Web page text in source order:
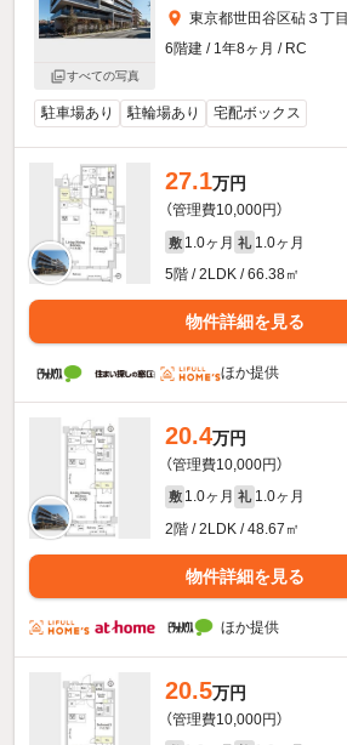
すべての写真
東京都世田谷区砧３丁目
6階建 / 1年8ヶ月 / RC
駐車場あり 駐輪場あり 宅配ボックス
27.1万円
（管理費10,000円）
敷 1.0ヶ月 礼 1.0ヶ月
5階 / 2LDK / 66.38㎡
物件詳細を見る
ほか提供
20.4万円
（管理費10,000円）
敷 1.0ヶ月 礼 1.0ヶ月
2階 / 2LDK / 48.67㎡
物件詳細を見る
ほか提供
20.5万円
（管理費10,000円）